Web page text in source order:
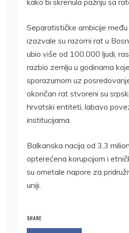
kako bi skrenula pažnju sa
Separatističke ambicije
izazvale su razorni rat u
ubio više od 100.000 ljudi,
razbio zemlju u godinama
sporazumom uz
okončan rat stvoreni su
hrvatski entiteti, labavo
institucijama.
Balkanska nacija od 3,3
opterećena korupcijom i
su ometale napore za
uniji.
SHARE